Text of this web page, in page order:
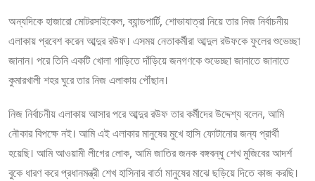
অন্যদিকে হাজারো মোটরসাইকেল, ব্যান্ডপার্টি, শোভাযাত্রা নিয়ে তার নিজ নির্বাচনীয়
এলাকায় প্রবেশ করেন আব্দুর রউফ। এসময় নেতাকর্মীরা আব্দুল রউফকে ফুলের শুভেচ্ছা
জানান। পরে তিনি একটি খোলা গাড়িতে দাঁড়িয়ে জনগণকে শুভেচ্ছা জানাতে জানাতে
কুমারখালী শহর ঘুরে তার নিজ এলাকায় পৌঁছান।
নিজ নির্বাচনীয় এলাকায় আসার পরে আব্দুর রউফ তার কর্মীদের উদ্দেশ্য বলেন, আমি
নৌকার বিপক্ষে নই। আমি এই এলাকার মানুষের মুখে হাসি ফোটানোর জন্য প্রার্থী
হয়েছি। আমি আওয়ামী লীগের লোক, আমি জাতির জনক বঙ্গবন্ধু শেখ মুজিবের আদর্শ
বুকে ধারণ করে প্রধানমন্ত্রী শেখ হাসিনার বার্তা মানুষের মাঝে ছড়িয়ে দিতে কাজ করছি।